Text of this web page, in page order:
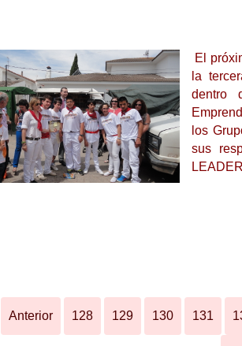
El
la
dentro
los
sus
Anterior 128 129 130 131